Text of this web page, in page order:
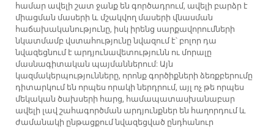
համար ավելի շատ ջանք են գործադրում, ավելի բարձր է
միացման մասերի և մշակվող մասերի վնասման
հաճախականությունը, իսկ իրենց սարքավորումների
նկատմամբ վստահությունը նվազում է՝ բոլոր դա
նվազեցնում է արդյունավետությունն ու մորալը
մասնագիտական պայմաններում: Այն
կազմակերպությունները, որոնք գործիքների ձեռքբերումը
դիտարկում են որպես որակի ներդրում, այլ ոչ թե որպես
մեկական ծախսերի հարց, համապատասխանաբար
ավելի լավ շահագործման արդյունքներ են հաղորդում և
ժամանակի ընթացքում նվազեցված ընդհանուր